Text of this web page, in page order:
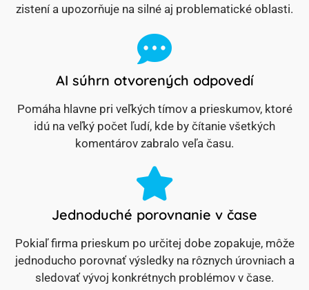
zistení a upozorňuje na silné aj problematické oblasti.
AI súhrn otvorených odpovedí
Pomáha hlavne pri veľkých tímov a prieskumov, ktoré
idú na veľký počet ľudí, kde by čítanie všetkých
komentárov zabralo veľa času.
Jednoduché porovnanie v čase
Pokiaľ firma prieskum po určitej dobe zopakuje, môže
jednoducho porovnať výsledky na rôznych úrovniach a
sledovať vývoj konkrétnych problémov v čase.